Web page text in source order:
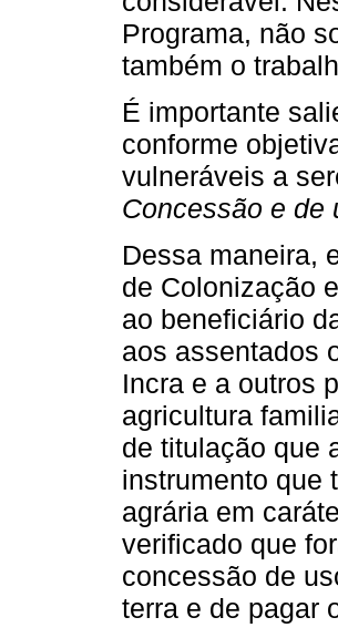
Programa, não
também o
É importante
conforme
vulneráveis a
Concessão e de
Dessa maneira,
de Colonização
ao beneficiário
aos assentados
Incra e a outros
agricultura
de titulação que
instrumento que
agrária em
verificado que
concessão de
terra e de pagar